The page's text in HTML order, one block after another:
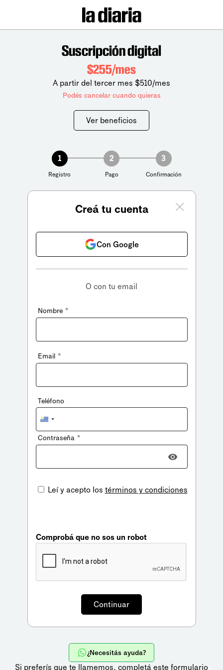
Suscripción digital
$255/mes
A partir del tercer mes $510/mes
Podés cancelar cuando quieras
Ver beneficios
1
Registro
2
Pago
3
Confirmación
Creá tu cuenta
Con Google
O con tu email
Nombre *
Email *
Teléfono
Uruguay
+598
Contraseña *
Leí y acepto los términos y condiciones
Comprobá que no sos un robot
¿Necesitás ayuda?
Si preferís que te llamemos, completá este formulario